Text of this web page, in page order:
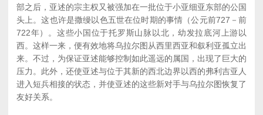
部之后，亚述的宗主权又被强加在一批位于小亚细亚东部的公国
头上。这也许是撒缦以色五世在位时期的事情（公元前727－前
722年）。这些小国位于托罗斯山脉以北，幼发拉底河上游以
西。这样一来，便有效地将乌拉尔图从西里西亚和叙利亚孤立出
来。不过，为保证亚述能够控制如此遥远的属国，出现了巨大的
压力。此外，还使亚述与位于其新的西北边界以西的弗利吉亚人
进入短兵相接的状态，并使亚述的这些新对手与乌拉尔图恢复了
友好关系。